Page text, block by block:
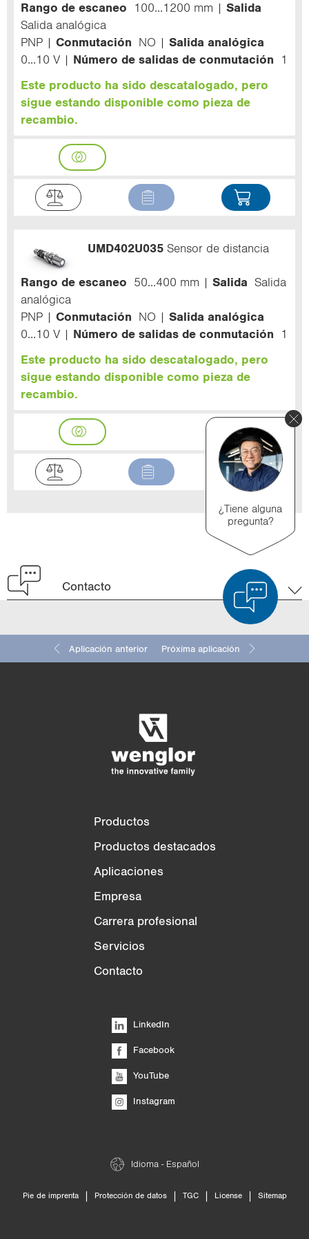
Rango de escaneo 100...1200 mm
Salida
Salida analógica
PNP
Conmutación NO
Salida analógica
0...10 V
Número de salidas de conmutación 1
Este producto ha sido descatalogado, pero
sigue estando disponible como pieza de
recambio.
UMD402U035 Sensor de distancia
Rango de escaneo 50...400 mm Salida
Salida
analógica
PNP
Conmutación NO
Salida analógica
0...10 V
Número de salidas de conmutación 1
Este producto ha sido descatalogado, pero
sigue estando disponible como pieza de
recambio.
Contacto
Aplicación anterior Próxima aplicación
Ocultar
¿Tiene alguna
pregunta?
Productos
Productos destacados
Aplicaciones
Empresa
Carrera profesional
Servicios
Contacto
LinkedIn
Facebook
YouTube
Instagram
Idioma - Español
Pie de imprenta | Protección de datos | TGC | License | Sitemap